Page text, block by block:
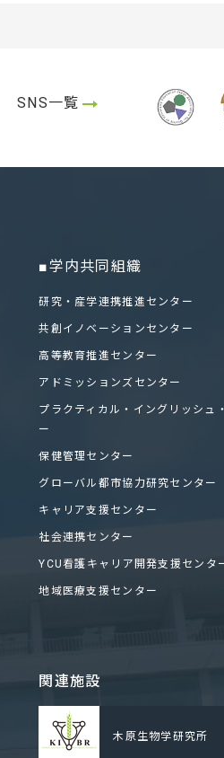
SNS一覧
■学内共同組織
研究・産学連携推進センター
共創イノベーションセンター
高等教育推進センター
アドミッションズセンター
プラクティカル・イングリッシュ
ー
保健管理センター
グローバル都市協力研究センター
キャリア支援センター
社会連携センター
YCU看護キャリア開発支援センタ
地域医療支援センター
関連施設
木原生物学研究所